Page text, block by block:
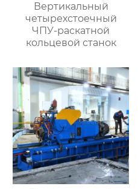
Вертикальный
четырехстоечный
ЧПУ-раскатной
кольцевой станок